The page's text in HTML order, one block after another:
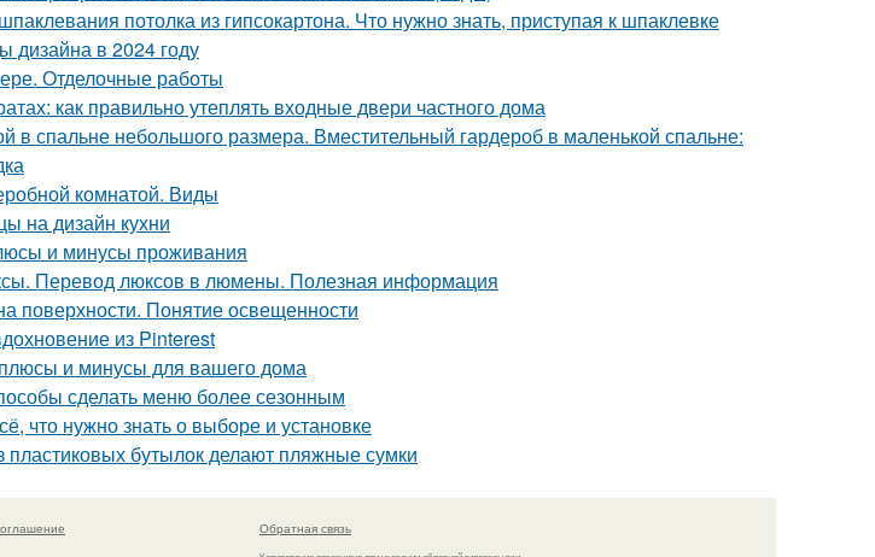
потолка из гипсокартона. Что нужно знать, приступая к шпаклевке
дизайна в 2024 году
Отделочные работы
как правильно утеплять входные двери частного дома
в спальне небольшого размера. Вместительный гардероб в маленькой спальне:
комнатой. Виды
на дизайн кухни
и минусы проживания
Перевод люксов в люмены. Полезная информация
поверхности. Понятие освещенности
из Pinterest
и минусы для вашего дома
сделать меню более сезонным
что нужно знать о выборе и установке
пластиковых бутылок делают пляжные сумки
Обратная связь